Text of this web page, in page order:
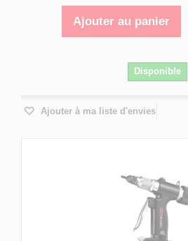
Ajouter au panier
Disponible
Ajouter à ma liste d'envies